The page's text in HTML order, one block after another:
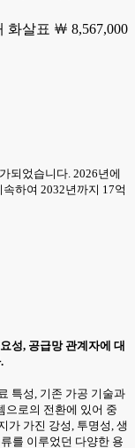
￦ 8,567,000
되었습니다. 2026년에
하여 2032년까지 17억
성, 공급망 관계자에 대
특성, 기존 가공 기술과
으로의 전환에 있어 중
가 가진 강성, 투명성, 생
를 이루었던 다양한 용